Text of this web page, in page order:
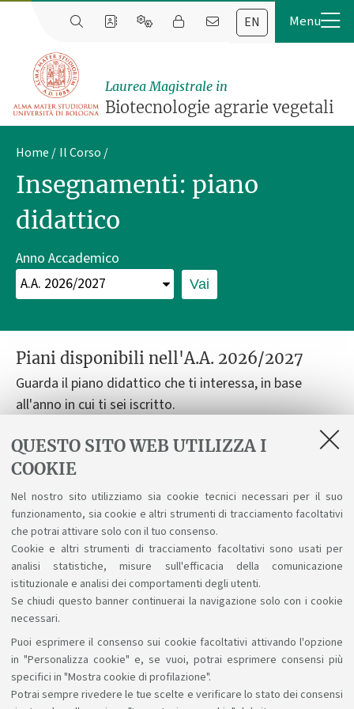
QUESTO SITO WEB UTILIZZA I
COOKIE
Nel nostro sito utilizziamo sia cookie tecnici necessari per il suo
funzionamento, sia cookie e altri strumenti di tracciamento facoltativi
che potrai attivare solo con il tuo consenso.
Cookie e altri strumenti di tracciamento facoltativi sono usati per
analisi statistiche, misure sull'efficacia della comunicazione
istituzionale e analisi dei comportamenti degli utenti.
Se chiudi questo banner continuerai la navigazione solo con i cookie
necessari.
Puoi esprimere il consenso sui cookie facoltativi attivando l'opzione
in "Personalizza cookie" e, se vuoi, potrai esprimere consensi più
specifici in "Mostra cookie di profilazione".
Potrai sempre rivedere le tue scelte e verificare lo stato dei consensi
EN
Laurea Magistrale in
Biotecnologie agrarie vegetali
Home Il Corso
Insegnamenti: piano
didattico
Anno Accademico
Vai
Piani disponibili nell'A.A. 2026/2027
Guarda il piano didattico che ti interessa, in base
all'anno in cui ti sei iscritto.
Piano didattico per studenti immatricolati nell'A.A.
2026/27
Piano didattico per studenti immatricolati nell'A.A.
2025/26
Sosteniamo il diritto alla conoscenza
Seguici su: